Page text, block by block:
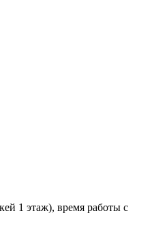
1 этаж), время работы с